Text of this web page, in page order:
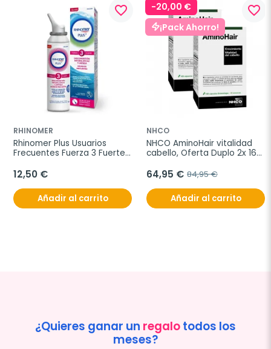
favorite_border
RHINOMER
Rhinomer Plus Usuarios
Frecuentes Fuerza 3 Fuerte
12,50 €
Añadir al carrito
-20,00 €
¡Pack Ahorro!
favorite_border
NHCO
NHCO AminoHair vitalidad
cabello, Oferta Duplo 2x 168
64,95 € 84,95 €
Añadir al carrito
¿Quieres ganar un regalotodos los
meses?